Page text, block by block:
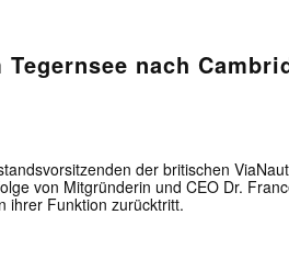
nach
der britischen
von Mitgründerin und CEO Dr.
ihrer Funktion zurücktritt.